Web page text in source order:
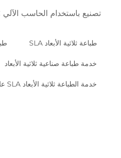
تصنيع باستخدام الحاسب الآلي CNC
طباعة ثلاثية الأبعاد SLA
خدمة طباعة صناعية ثلاثية الأبعاد
خدمة الطباعة ثلاثية الأبعاد SLA عالية القوة